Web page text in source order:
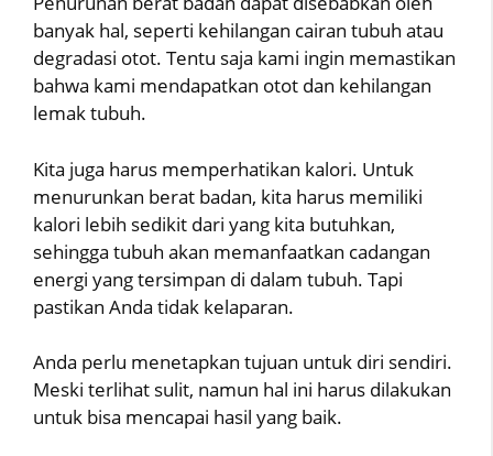
banyak hal, seperti kehilangan cairan tubuh atau
degradasi otot. Tentu saja kami ingin memastikan
bahwa kami mendapatkan otot dan kehilangan
lemak tubuh.
Kita juga harus memperhatikan kalori. Untuk
menurunkan berat badan, kita harus memiliki
kalori lebih sedikit dari yang kita butuhkan,
sehingga tubuh akan memanfaatkan cadangan
energi yang tersimpan di dalam tubuh. Tapi
pastikan Anda tidak kelaparan.
Anda perlu menetapkan tujuan untuk diri sendiri.
Meski terlihat sulit, namun hal ini harus dilakukan
untuk bisa mencapai hasil yang baik.